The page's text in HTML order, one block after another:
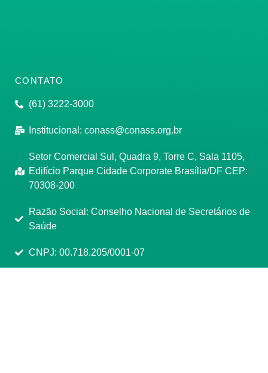
CONTATO
(61) 3222-3000
Institucional: conass@conass.org.br
Setor Comercial Sul, Quadra 9, Torre C, Sala 1105,
Edifício Parque Cidade Corporate Brasília/DF CEP:
70308-200
Razão Social: Conselho Nacional de Secretários de
Saúde
CNPJ: 00.718.205/0001-07